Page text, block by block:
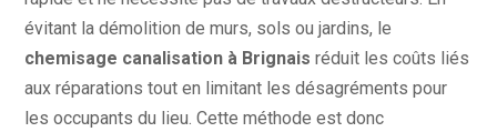
évitant la démolition de murs, sols ou jardins, le
chemisage canalisation à Brignais réduit les coûts liés
aux réparations tout en limitant les désagréments pour
les occupants du lieu. Cette méthode est donc